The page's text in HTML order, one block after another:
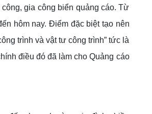
gia công biển quảng cáo. Từ
hôm nay. Điểm đặc biệt tạo nên
trình và vật tư công trình” tức là
điều đó đã làm cho Quảng cáo